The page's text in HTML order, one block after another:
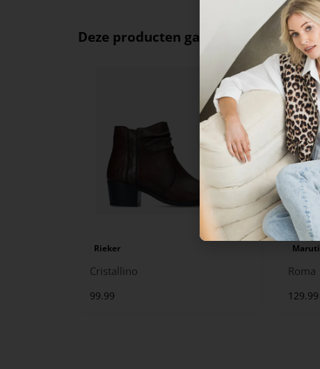
Deze producten ga je leuk vinden
Rieker
Cristallino
99.99
Maruti
Roma
129.99